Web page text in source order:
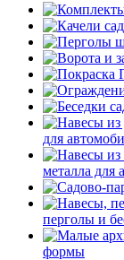
для
металла для
перголы и
формы